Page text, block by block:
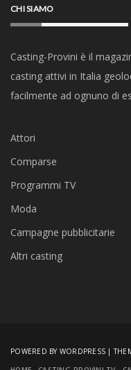
CHI SIAMO
Casting-Provini è il
casting attivi in Italia
facilmente ad ognuno di
Attori
Comparse
Programmi TV
Moda
Campagne pubblicitarie
Altri casting
POWERED BY WORDPRESS |